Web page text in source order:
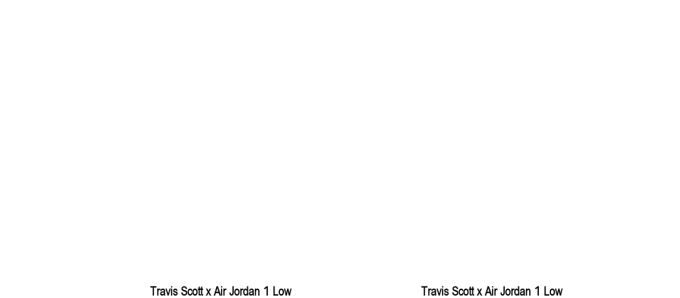
Travis Scott x Air Jordan 1 Low Travis Scott x Air Jordan 1 Low